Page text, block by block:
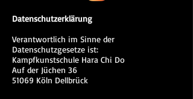
Datenschutzerklärung
Verantwortlich im Sinne der
Datenschutzgesetze ist:
Kampfkunstschule Hara Chi Do
Auf der Jüchen 36
51069 Köln Dellbrück